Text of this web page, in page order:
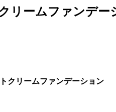
リームファンデー
リームファンデーション